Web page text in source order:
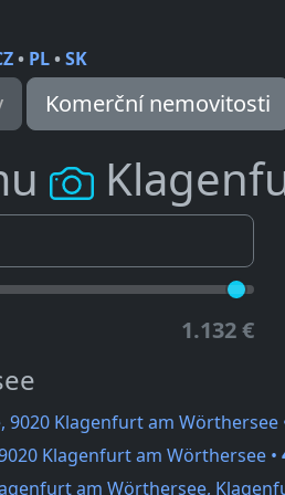
• PL•SK
Komerční nemovitosti
1.132 €
9020 Klagenfurt am Wörthersee
Klagenfurt am Wörthersee •
am Wörthersee,